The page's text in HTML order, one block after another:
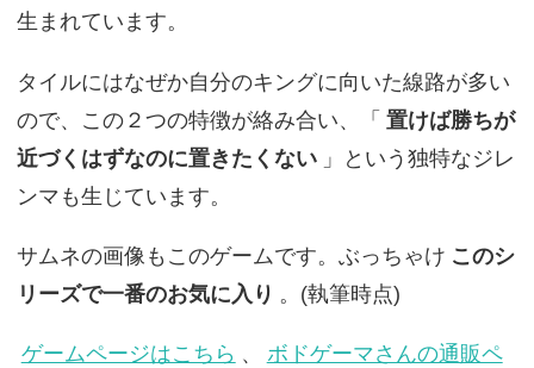
生まれています。
タイルにはなぜか自分のキングに向いた線路が多い
ので、この２つの特徴が絡み合い、「 置けば勝ちが
近づくはずなのに置きたくない 」という独特なジレ
ンマも生じています。
サムネの画像もこのゲームです。ぶっちゃけ このシ
リーズで一番のお気に入り 。(執筆時点)
ゲームページはこちら 、
ボドゲーマさんの通販ペ